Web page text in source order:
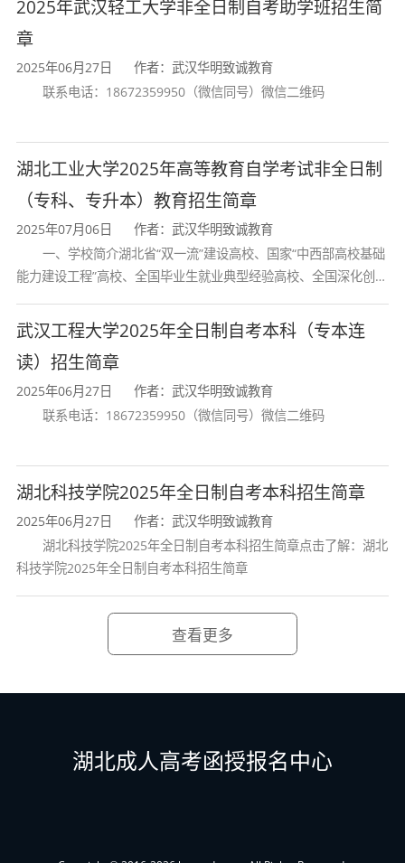
1.初步掌握工商企业管理的基本理
论、基本知识；
2.具有企业管理的基本能力，满足企
3.熟悉国家现代企业管理领域的基本
政策和法规；
4.具备必要的数学和计算机基础知识
及应用能力，有一定的财经应用文写作能
力；
5.掌握文献检索、资料查询的基本方
法，了解现代工商企业管理领域的理论前
沿及发展动态；
6.具备对新知识、新技能的学习能力
四、课程设置与学分
专业名称：工商企业管理（专科）
专业代码： 530601
课程
课程名称
15040 习近平新时代中国特色社会主义思想概论
2 15041 毛泽东思想和中国特色社会主义理论体系
13124 英语（专）
2025年武汉轻工大学非全日制自考助学班招生简
章
2025年06月27日
作者：武汉华明致诚教育
联系电话：18672359950（微信同号）微信二维码
湖北工业大学2025年高等教育自学考试非全日制
（专科、专升本）教育招生简章
2025年07月06日
作者：武汉华明致诚教育
一、学校简介湖北省“双一流”建设高校、国家“中西部高校基础
能力建设工程”高校、全国毕业生就业典型经验高校、全国深化创新
员职务科技成果所有权或
武汉工程大学2025年全日制自考本科（专本连
读）招生简章
2025年06月27日
作者：武汉华明致诚教育
联系电话：18672359950（微信同号）微信二维码
湖北科技学院2025年全日制自考本科招生简章
2025年06月27日
作者：武汉华明致诚教育
湖北科技学院2025年全日制自考本科招生简章点击了解：湖北
科技学院2025年全日制自考本科招生简章
查看更多
湖北成人高考函授报名中心